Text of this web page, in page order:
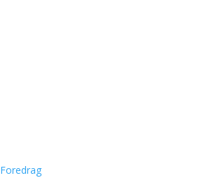
Foredrag